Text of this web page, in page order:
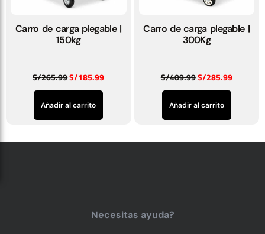
Carro de carga plegable |
150kg
S/265.99S/185.99
Añadir al carrito
Carro de carga plegable |
300Kg
S/409.99S/285.99
Añadir al carrito
Necesitas ayuda?